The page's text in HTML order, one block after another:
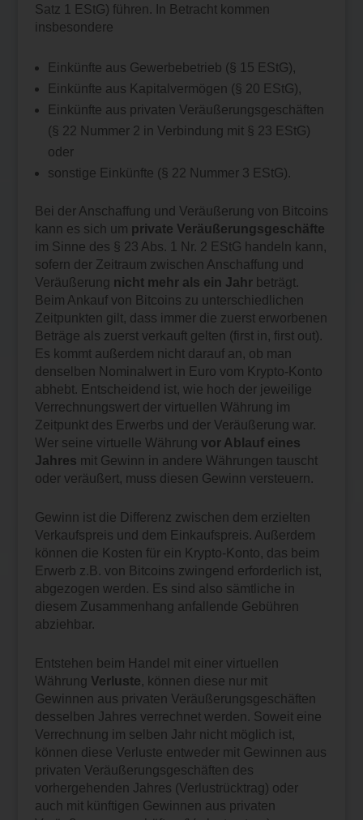
Satz 1 EStG) führen. In Betracht kommen
insbesondere
Einkünfte aus Gewerbebetrieb (§ 15 EStG),
Einkünfte aus Kapitalvermögen (§ 20 EStG),
Einkünfte aus privaten Veräußerungsgeschäften
(§ 22 Nummer 2 in Verbindung mit § 23 EStG)
oder
sonstige Einkünfte (§ 22 Nummer 3 EStG).
Bei der Anschaffung und Veräußerung von Bitcoins
kann es sich um private Veräußerungsgeschäfte
im Sinne des § 23 Abs. 1 Nr. 2 EStG handeln kann,
sofern der Zeitraum zwischen Anschaffung und
Veräußerung nicht mehr als ein Jahrbeträgt.
Beim Ankauf von Bitcoins zu unterschiedlichen
Zeitpunkten gilt, dass immer die zuerst erworbenen
Beträge als zuerst verkauft gelten (first in, first out).
Es kommt außerdem nicht darauf an, ob man
denselben Nominalwert in Euro vom Krypto-Konto
abhebt. Entscheidend ist, wie hoch der jeweilige
Verrechnungswert der virtuellen Währung im
Zeitpunkt des Erwerbs und der Veräußerung war.
Wer seine virtuelle Währung vor Ablauf eines
Jahres mit Gewinn in andere Währungen tauscht
oder veräußert, muss diesen Gewinn versteuern.
Gewinn ist die Differenz zwischen dem erzielten
Verkaufspreis und dem Einkaufspreis. Außerdem
können die Kosten für ein Krypto-Konto, das beim
Erwerb z.B. von Bitcoins zwingend erforderlich ist,
abgezogen werden. Es sind also sämtliche in
diesem Zusammenhang anfallende Gebühren
abziehbar.
Entstehen beim Handel mit einer virtuellen
Währung Verluste, können diese nur mit
Gewinnen aus privaten Veräußerungsgeschäften
desselben Jahres verrechnet werden. Soweit eine
Verrechnung im selben Jahr nicht möglich ist,
können diese Verluste entweder mit Gewinnen aus
privaten Veräußerungsgeschäften des
vorhergehenden Jahres (Verlustrücktrag) oder
auch mit künftigen Gewinnen aus privaten